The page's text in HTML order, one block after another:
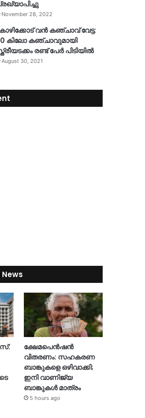
November 28, 2022
വൻ കഞ്ചാവ് വേട്ട:
കിലോ കഞ്ചാവുമായി
രണ്ട് പേർ പിടിയിൽ
August 30, 2021
ക്ഷേമപെൻഷൻ
വിതരണം: സഹകരണ
ബാങ്കുകളെ ഒഴിവാക്കി;
ഇനി വാണിജ്യ
ബാങ്കുകൾ മാത്രം
5 hours ago